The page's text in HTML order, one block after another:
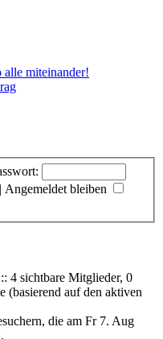
alle miteinander!
| Angemeldet bleiben
4 sichtbare Mitglieder, 0
(basierend auf den aktiven
die am Fr 7. Aug